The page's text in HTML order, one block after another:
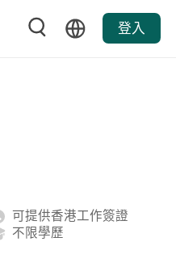
登入
可提供香港工作簽證
不限學歷